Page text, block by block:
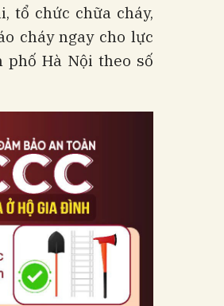
tổ chức chữa cháy,
cháy ngay cho lực
phố Hà Nội theo số